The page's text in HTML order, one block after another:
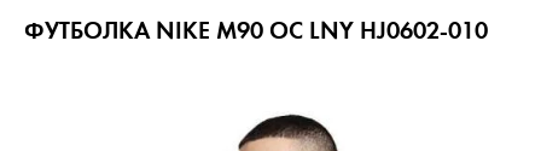
ФУТБОЛКА NIKE M90 OC LNY HJ0602-010